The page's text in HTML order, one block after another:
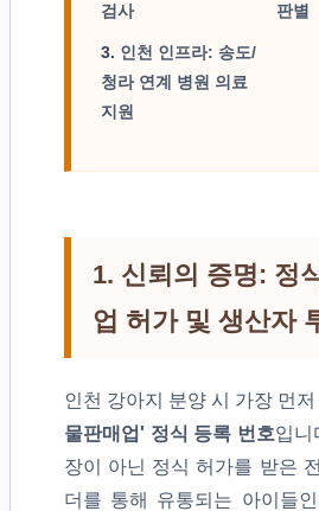
검사
3. 인천 인프라: 송도/
청라 연계 병원 의료
지원
판별
1. 신뢰의 증명: 정
업 허가 및 생산자
인천 강아지 분양 시 가장 먼
물판매업' 정식 등록 번호입니
장이 아닌 정식 허가를 받은
더를 통해 유통되는 아이들